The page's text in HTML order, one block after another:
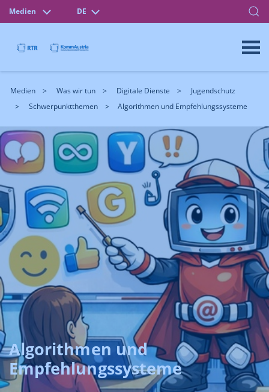
Medien DE
Medien Was wir tun Digitale Dienste
Jugendschutz
Schwerpunktthemen
Algorithmen und Empfehlungssysteme
Algorithmen und
Empfehlungssysteme